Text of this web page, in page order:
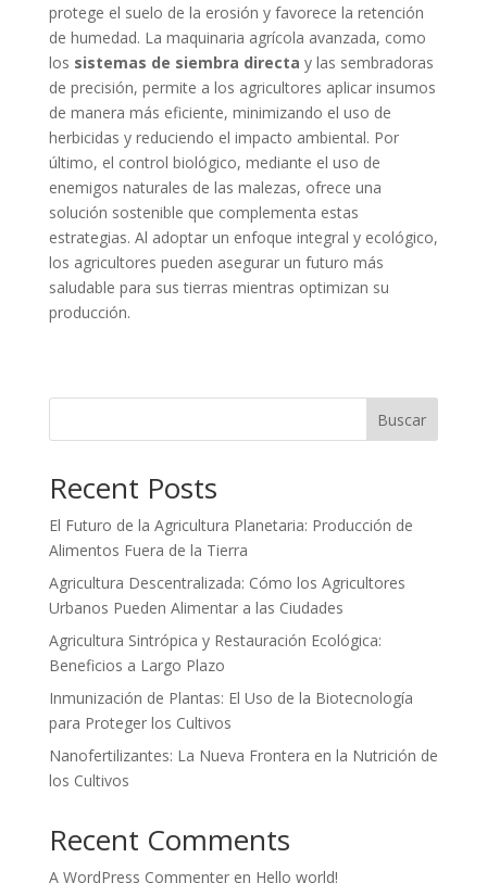
protege el suelo de la erosión y favorece la retención
de humedad. La maquinaria agrícola avanzada, como
los sistemas de siembra directa y las sembradoras
de precisión, permite a los agricultores aplicar insumos
de manera más eficiente, minimizando el uso de
herbicidas y reduciendo el impacto ambiental. Por
último, el control biológico, mediante el uso de
enemigos naturales de las malezas, ofrece una
solución sostenible que complementa estas
estrategias. Al adoptar un enfoque integral y ecológico,
los agricultores pueden asegurar un futuro más
saludable para sus tierras mientras optimizan su
producción.
Buscar
Recent Posts
El Futuro de la Agricultura Planetaria: Producción de
Alimentos Fuera de la Tierra
Agricultura Descentralizada: Cómo los Agricultores
Urbanos Pueden Alimentar a las Ciudades
Agricultura Sintrópica y Restauración Ecológica:
Beneficios a Largo Plazo
Inmunización de Plantas: El Uso de la Biotecnología
para Proteger los Cultivos
Nanofertilizantes: La Nueva Frontera en la Nutrición de
los Cultivos
Recent Comments
A WordPress Commenteren Hello world!